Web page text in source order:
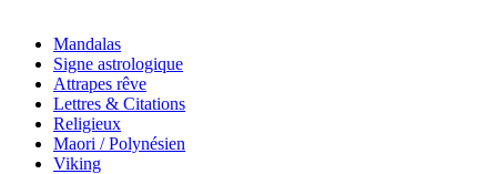
Mandalas
Signe astrologique
Attrapes rêve
Lettres & Citations
Religieux
Maori / Polynésien
Viking